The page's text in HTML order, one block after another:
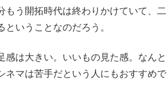
もう開拓時代は終わりかけていて、二
いうことなのだろう。
は大きい。いいもの見た感。なんと
ネマは苦手だという人にもおすすめで